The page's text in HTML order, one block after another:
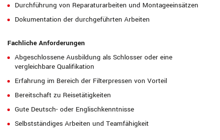
Durchführung von Reparaturarbeiten und Montageeinsätzen
Dokumentation der durchgeführten Arbeiten
Fachliche Anforderungen
Abgeschlossene Ausbildung als Schlosser oder eine
vergleichbare Qualifikation
Erfahrung im Bereich der Filterpressen von Vorteil
Bereitschaft zu Reisetätigkeiten
Gute Deutsch- oder Englischkenntnisse
Selbstständiges Arbeiten und Teamfähigkeit